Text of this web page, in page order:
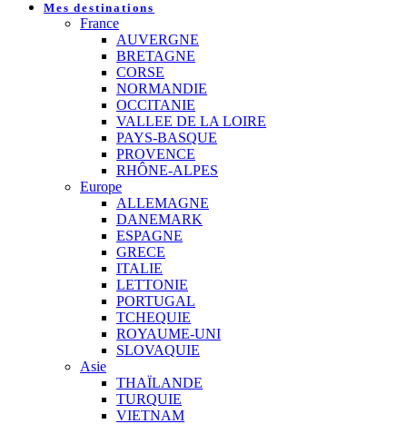
Mes destinations
France
AUVERGNE
BRETAGNE
CORSE
NORMANDIE
OCCITANIE
VALLEE DE LA LOIRE
PAYS-BASQUE
PROVENCE
RHÔNE-ALPES
Europe
ALLEMAGNE
DANEMARK
ESPAGNE
GRECE
ITALIE
LETTONIE
PORTUGAL
TCHEQUIE
ROYAUME-UNI
SLOVAQUIE
Asie
THAÏLANDE
TURQUIE
VIETNAM